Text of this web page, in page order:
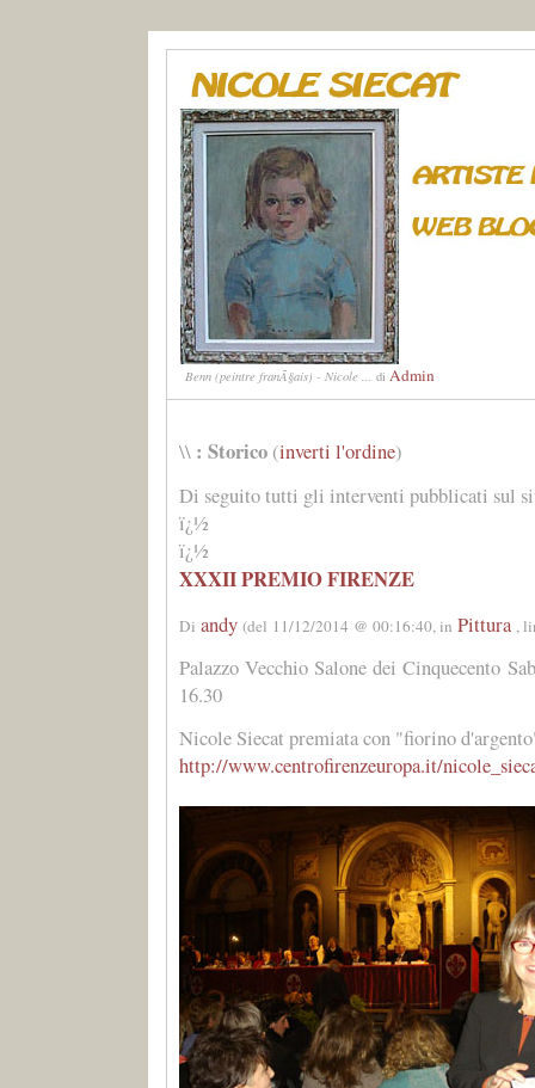
Benn (peintre franÃ§ais) - Nicole ... di Admin
\\ : Storico (inverti l'ordine)
Di seguito tutti gli interventi pubblicati sul
ï¿½
ï¿½
XXXII PREMIO FIRENZE
Di andy (del 11/12/2014 @ 00:16:40, in Pittura ,
Palazzo Vecchio Salone dei Cinquecento
16.30
Nicole Siecat premiata con "fiorino
http://www.centrofirenzeuropa.it/